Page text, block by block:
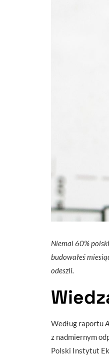
Niemal 60%
budowałeś
odeszli.
Według raportu
z nadmiernym
Polski Instytut